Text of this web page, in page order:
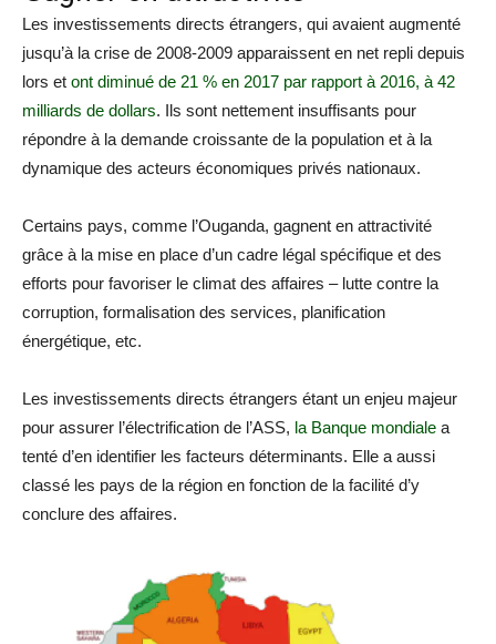
Les investissements directs étrangers, qui avaient augmenté
jusqu’à la crise de 2008-2009 apparaissent en net repli depuis
lors et ont diminué de 21 % en 2017 par rapport à 2016, à 42
milliards de dollars. Ils sont nettement insuffisants pour
répondre à la demande croissante de la population et à la
dynamique des acteurs économiques privés nationaux.
Certains pays, comme l’Ouganda, gagnent en attractivité
grâce à la mise en place d’un cadre légal spécifique et des
efforts pour favoriser le climat des affaires – lutte contre la
corruption, formalisation des services, planification
énergétique, etc.
Les investissements directs étrangers étant un enjeu majeur
pour assurer l’électrification de l’ASS, la Banque mondiale a
tenté d’en identifier les facteurs déterminants. Elle a aussi
classé les pays de la région en fonction de la facilité d’y
conclure des affaires.